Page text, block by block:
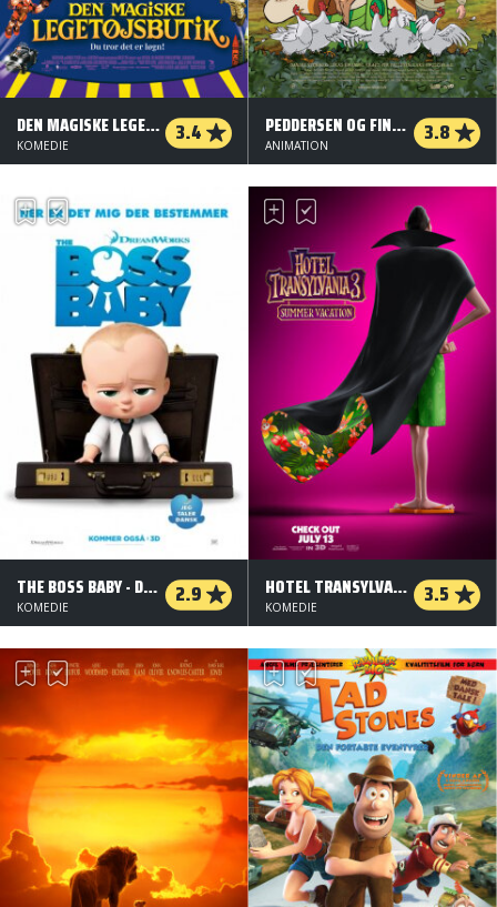
DEN MAGISKE LEGETØJSBUTIK 3.4
KOMEDIE
PEDDERSEN OG FINDUS: GLEMLIGHEDER 3.8
ANIMATION
THE BOSS BABY - DANSK TALE - 3 D 2.9
KOMEDIE
HOTEL TRANSYLVANIA 3: MONSTERFERIE - 3 D 3.5
KOMEDIE